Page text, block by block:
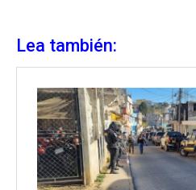
Lea también: